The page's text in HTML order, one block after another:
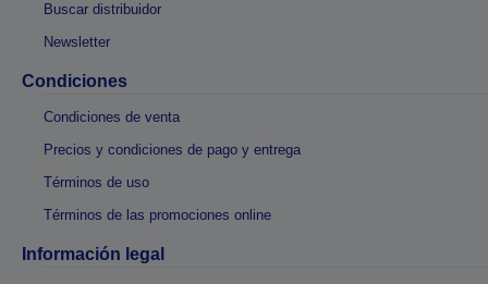
Buscar distribuidor
Newsletter
Condiciones
Condiciones de venta
Precios y condiciones de pago y entrega
Términos de uso
Términos de las promociones online
Información legal